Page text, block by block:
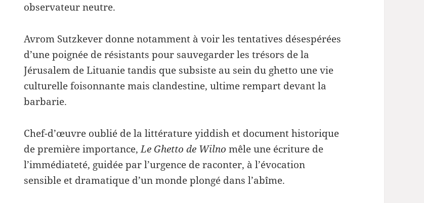
observateur neutre.
Avrom Sutzkever donne notamment à voir les tentatives désespérées
d’une poignée de résistants pour sauvegarder les trésors de la
Jérusalem de Lituanie tandis que subsiste au sein du ghetto une vie
culturelle foisonnante mais clandestine, ultime rempart devant la
barbarie.
Chef-d’œuvre oublié de la littérature yiddish et document historique
de première importance,Le Ghetto de Wilnomêle une écriture de
l’immédiateté, guidée par l’urgence de raconter, à l’évocation
sensible et dramatique d’un monde plongé dans l’abîme.